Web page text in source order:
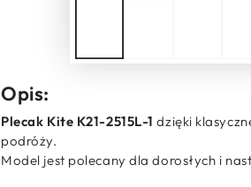
Opis:
Plecak Kite K21-2515L-1 dzięki
podróży.
Model jest polecany dla dorosłych i